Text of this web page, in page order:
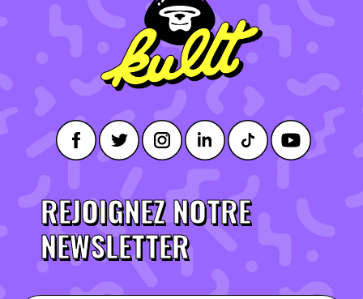
REJOIGNEZ NOTRE
NEWSLETTER